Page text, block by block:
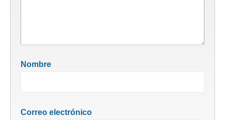
Nombre
Correo electrónico